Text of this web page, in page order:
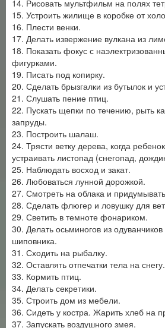
14. Рисовать мультфильм на полях
15. Устроить жилище в коробке от
16. Плести венки.
17. Делать извержение вулкана из
18. Показать фокус с
фигурками.
19. Писать под копирку.
20. Сделать брызгалки из бутылок и
21. Слушать пение птиц.
22. Пускать щепки по течению, рыть
запруды.
23. Построить шалаш.
24. Трясти ветку дерева, когда
устраивать листопад (снегопад,
25. Наблюдать восход и закат.
26. Любоваться лунной дорожкой.
27. Смотреть на облака и
28. Сделать флюгер и ловушку для
29. Светить в темноте фонариком.
30. Делать осьминогов из одуванчиков
шиповника.
31. Сходить на рыбалку.
32. Оставлять отпечатки тела на снегу.
33. Кормить птиц.
34. Делать секретики.
35. Строить дом из мебели.
36. Сидеть у костра. Жарить хлеб на
37. Запускать воздушного змея.